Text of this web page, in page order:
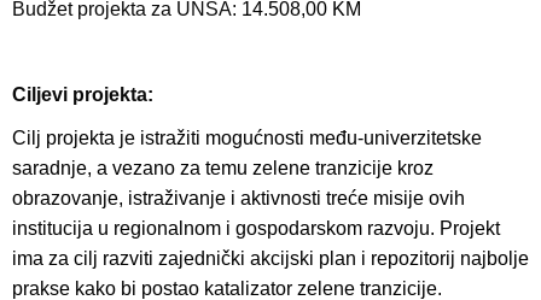
Budžet projekta za UNSA: 14.508,00 KM
Ciljevi projekta:
Cilj projekta je istražiti mogućnosti među-univerzitetske
saradnje, a vezano za temu zelene tranzicije kroz
obrazovanje, istraživanje i aktivnosti treće misije ovih
institucija u regionalnom i gospodarskom razvoju. Projekt
ima za cilj razviti zajednički akcijski plan i repozitorij najbolje
prakse kako bi postao katalizator zelene tranzicije.